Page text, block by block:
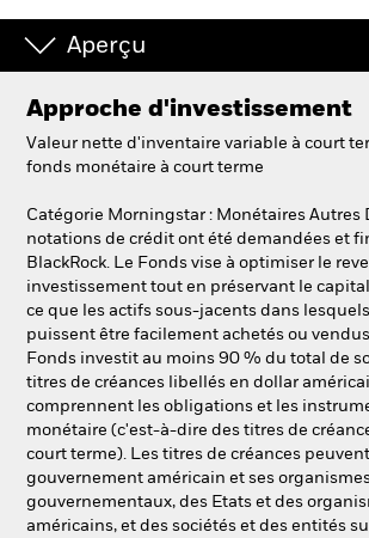
Change location
NL FR
BlackRock
iShares
Aladdin
Notre société
Aperçu
Approche d'investissement
Valeur nette d'inventaire variable à court
fonds monétaire à court terme
Catégorie Morningstar : Monétaires Autres
notations de crédit ont été demandées et
BlackRock. Le Fonds vise à optimiser le
investissement tout en préservant le
ce que les actifs sous-jacents dans
puissent être facilement achetés ou
Fonds investit au moins 90 % du total de
titres de créances libellés en dollar
comprennent les obligations et les
monétaire (c'est-à-dire des titres de
court terme). Les titres de créances
gouvernement américain et ses
gouvernementaux, des Etats et des
américains, et des sociétés et des entités